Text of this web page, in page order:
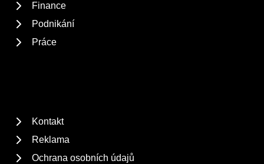
Finance
Podnikání
Práce
Kontakt
Reklama
Ochrana osobních údajů